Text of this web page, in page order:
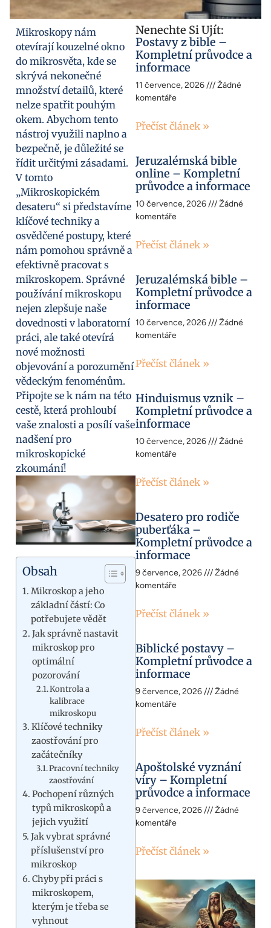
Mikroskopy nám
otevírají kouzelné okno
do mikrosvěta, kde se
skrývá nekonečné
množství detailů, které
nelze spatřit pouhým
okem. Abychom tento
nástroj využili naplno a
bezpečně, je důležité se
řídit určitými zásadami.
V tomto
„Mikroskopickém
desateru“ si představíme
klíčové techniky a
osvědčené postupy, které
nám pomohou správně a
efektivně pracovat s
mikroskopem. Správné
používání mikroskopu
nejen zlepšuje naše
dovednosti v laboratorní
práci, ale také otevírá
nové možnosti
objevování a porozumění
vědeckým fenoménům.
Připojte se k nám na této
cestě, která prohloubí
vaše znalosti a posílí vaše
nadšení pro
mikroskopické
zkoumání!
Obsah
Mikroskop a jeho
základní částí: Co
potřebujete vědět
Jak správně nastavit
mikroskop pro
optimální
pozorování
Kontrola a
kalibrace
mikroskopu
Klíčové techniky
zaostřování pro
začátečníky
Pracovní techniky
zaostřování
Pochopení různých
typů mikroskopů a
jejich využití
Jak vybrat správné
příslušenství pro
mikroskop
Chyby při práci s
mikroskopem,
kterým je třeba se
vyhnout
Nenechte Si Ujít:
Postavy z bible –
Kompletní průvodce a
informace
11 července, 2026
Žádné
komentáře
Přečíst článek »
Jeruzalémská bible
online – Kompletní
průvodce a informace
10 července, 2026
Žádné
komentáře
Přečíst článek »
Jeruzalémská bible –
Kompletní průvodce a
informace
10 července, 2026
Žádné
komentáře
Přečíst článek »
Hinduismus vznik –
Kompletní průvodce a
informace
10 července, 2026
Žádné
komentáře
Přečíst článek »
Desatero pro rodiče
puberťáka –
Kompletní průvodce a
informace
9 července, 2026
Žádné
komentáře
Přečíst článek »
Biblické postavy –
Kompletní průvodce a
informace
9 července, 2026
Žádné
komentáře
Přečíst článek »
Apoštolské vyznání
víry – Kompletní
průvodce a informace
9 července, 2026
Žádné
komentáře
Přečíst článek »